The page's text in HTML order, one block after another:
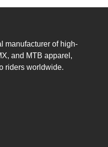
manufacturer of high-
and MTB apparel,
riders worldwide.